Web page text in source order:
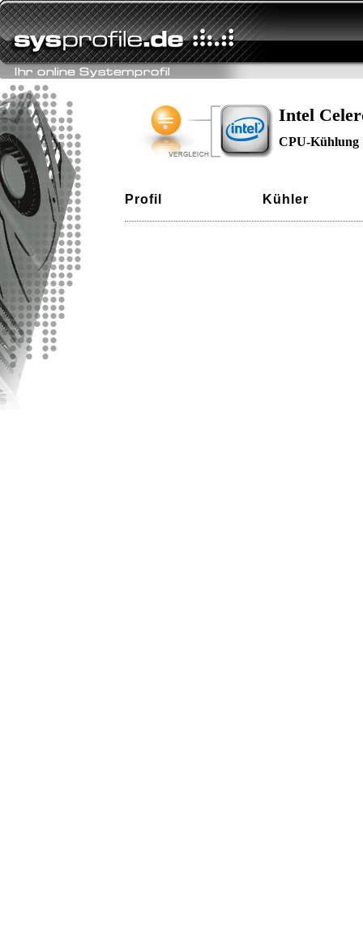
Intel
CPU-Kühlung
Profil Kühler